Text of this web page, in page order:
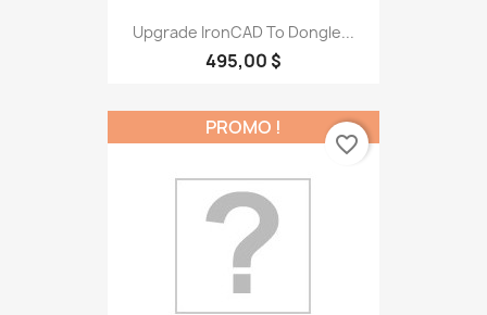
Upgrade IronCAD To Dongle...
495,00 $
PROMO !
favorite_border